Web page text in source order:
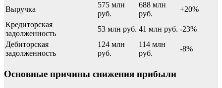
Выручка
575 млн
руб.
688 млн
руб.
+20%
Кредиторская
задолженность
53 млн руб. 41 млн руб. -23%
Дебиторская
задолженность
124 млн
руб.
114 млн
руб.
-8%
Основные причины снижения прибыли